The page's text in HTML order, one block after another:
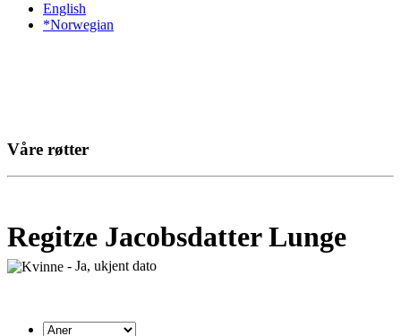
English
*Norwegian
Våre røtter
Regitze Jacobsdatter Lunge
- Ja, ukjent dato